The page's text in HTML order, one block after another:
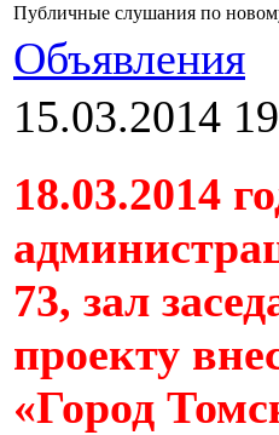
Публичные слушания по
Объявления
15.03.2014
18.03.2014
73, зал
проекту
«Город